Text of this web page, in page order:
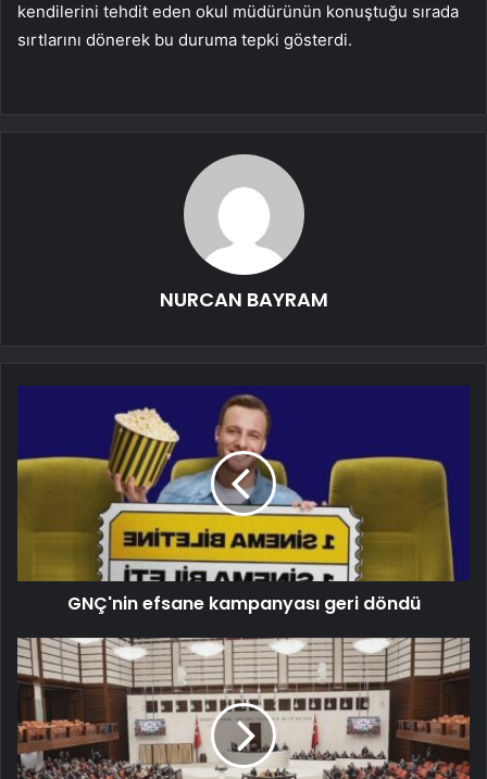
kendilerini tehdit eden okul müdürünün konuştuğu sırada
sırtlarını dönerek bu duruma tepki gösterdi.
NURCAN BAYRAM
GNÇ'nin efsane kampanyası geri döndü